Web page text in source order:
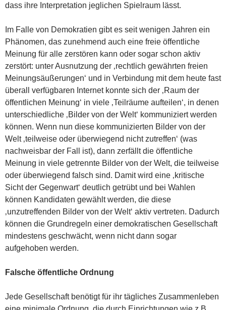
dass ihre Interpretation jeglichen Spielraum lässt.
Im Falle von Demokratien gibt es seit wenigen Jahren ein
Phänomen, das zunehmend auch eine freie öffentliche
Meinung für alle zerstören kann oder sogar schon aktiv
zerstört: unter Ausnutzung der ‚rechtlich gewährten freien
Meinungsäußerungen‘ und in Verbindung mit dem heute fast
überall verfügbaren Internet konnte sich der ‚Raum der
öffentlichen Meinung‘ in viele ‚Teilräume aufteilen‘, in denen
unterschiedliche ‚Bilder von der Welt‘ kommuniziert werden
können. Wenn nun diese kommunizierten Bilder von der
Welt ‚teilweise oder überwiegend nicht zutreffen‘ (was
nachweisbar der Fall ist), dann zerfällt die öffentliche
Meinung in viele getrennte Bilder von der Welt, die teilweise
oder überwiegend falsch sind. Damit wird eine ‚kritische
Sicht der Gegenwart‘ deutlich getrübt und bei Wahlen
können Kandidaten gewählt werden, die diese
‚unzutreffenden Bilder von der Welt‘ aktiv vertreten. Dadurch
können die Grundregeln einer demokratischen Gesellschaft
mindestens geschwächt, wenn nicht dann sogar
aufgehoben werden.
Falsche öffentliche Ordnung
Jede Gesellschaft benötigt für ihr tägliches Zusammenleben